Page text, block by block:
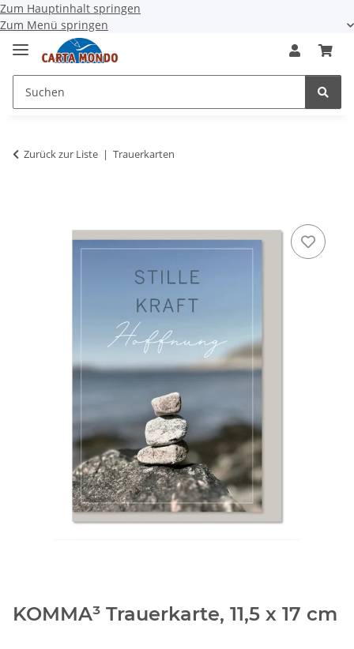
Zum Hauptinhalt springen
Zum Menü springen
Zurück zur Liste Trauerkarten
KOMMA³ Trauerkarte, 11,5 x 17 cm